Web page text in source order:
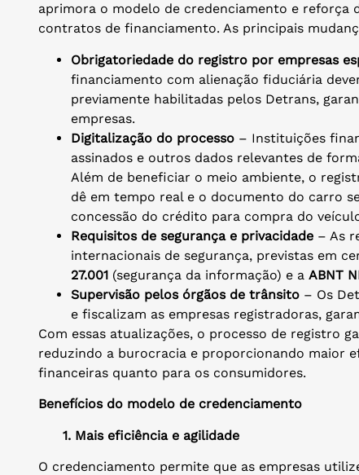
aprimora o modelo de credenciamento e
contratos de financiamento. As principais
Obrigatoriedade do registro por empresas
financiamento com alienação fiduciária
previamente habilitadas pelos Detrans,
empresas.
Digitalização do processo – Instituições
assinados e outros dados relevantes de
Além de beneficiar o meio ambiente, o
dê em tempo real e o documento do carro
concessão do crédito para compra do
Requisitos de segurança e privacidade – As
internacionais de segurança, previstas em
27.001 (segurança da informação) e a ABNT
Supervisão pelos órgãos de trânsito – Os
e fiscalizam as empresas registradoras,
Com essas atualizações, o processo de registro
reduzindo a burocracia e proporcionando maior
financeiras quanto para os consumidores.
Benefícios do modelo de credenciamento
1. Mais eficiência e agilidade
O credenciamento permite que as empresas